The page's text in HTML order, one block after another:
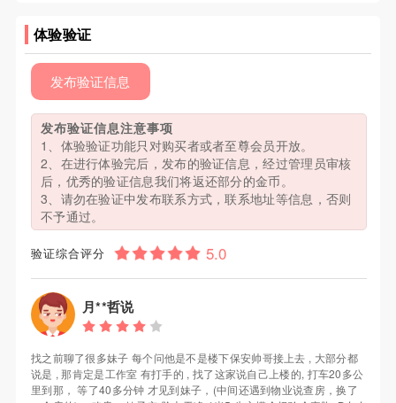
体验验证
发布验证信息
发布验证信息注意事项
1、体验验证功能只对购买者或者至尊会员开放。
2、在进行体验完后，发布的验证信息，经过管理员审核
后，优秀的验证信息我们将返还部分的金币。
3、请勿在验证中发布联系方式，联系地址等信息，否则
不予通过。
验证综合评分
月**哲说
找之前聊了很多妹子 每个问他是不是楼下保安帅哥接上去 , 大部分都
说是 , 那肯定是工作室 有打手的 , 找了这家说自己上楼的, 打车20多公
里到那， 等了40多分钟 才见到妹子，(中间还遇到物业说查房，换了